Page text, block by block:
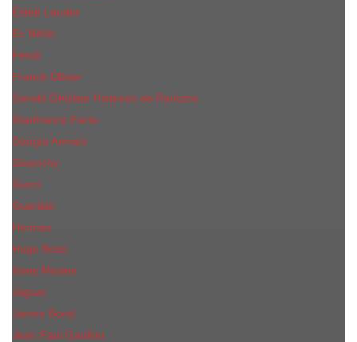
Еsteе Lаudеr
Ex Nihilo
Fendi
Franck Olivier
Gerald Ghislain Histoires de Parfums
Gianfranco Ferre
Giorgio Armani
Givenchy
Gucci
Guerlain
Hermes
Hugo Boss
Issey Miyake
Jaguar
James Bond
Jean Paul Gaultier